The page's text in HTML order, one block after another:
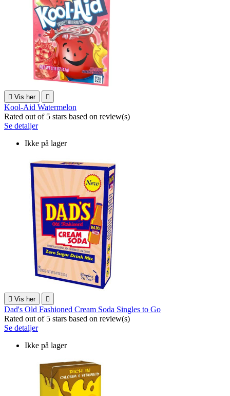
 Vis her 
Kool-Aid Watermelon
Rated out of 5 stars based on review(s)
Se detaljer
Ikke på lager
 Vis her 
Dad's Old Fashioned Cream Soda Singles to Go
Rated out of 5 stars based on review(s)
Se detaljer
Ikke på lager